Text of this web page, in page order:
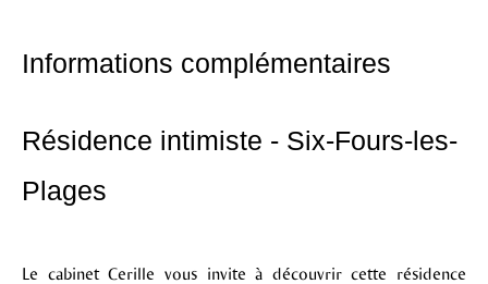
Informations complémentaires
Résidence intimiste - Six-Fours-les-
Plages
Le cabinet Cerille vous invite à découvrir cette résidence